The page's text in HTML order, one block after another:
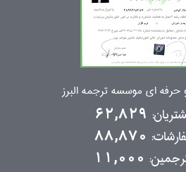
حرفه ای موسسه ترجمه البرز
62,829
88,870
11,000